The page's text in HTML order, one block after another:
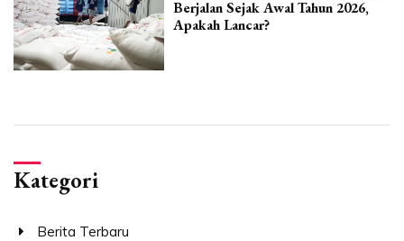
Berjalan Sejak Awal Tahun 2026,
Apakah Lancar?
Kategori
Berita Terbaru